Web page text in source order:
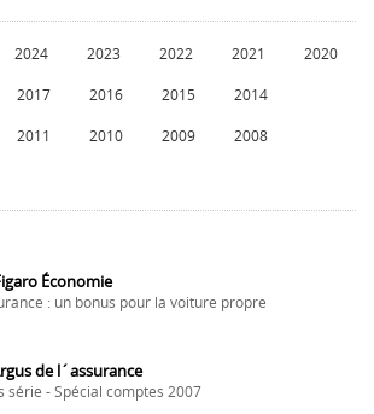
2024 2023 2022 2021 2020
2017 2016 2015 2014
2011 2010 2009 2008
Économie
: un bonus pour la voiture propre
de l´assurance
série - Spécial comptes 2007